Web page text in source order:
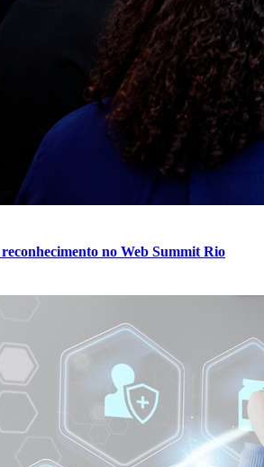
no Web Summit Rio